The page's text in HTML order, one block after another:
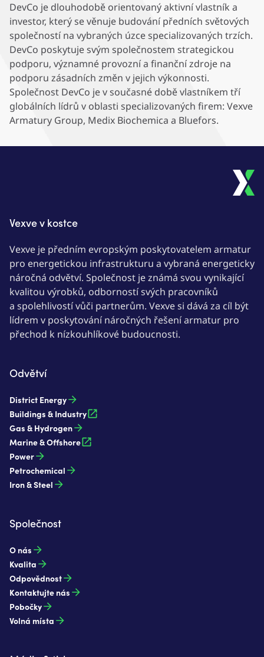
DevCo je dlouhodobě orientovaný aktivní vlastník a
investor, který se věnuje budování předních světových
společností na vybraných úzce specializovaných trzích.
DevCo poskytuje svým společnostem strategickou
podporu, významné provozní a finanční zdroje na
podporu zásadních změn v jejich výkonnosti.
Společnost DevCo je v současné době vlastníkem tří
globálních lídrů v oblasti specializovaných firem: Vexve
Armatury Group, Medix Biochemica a Bluefors.
Vexve v kostce
Vexve je předním evropským poskytovatelem armatur
pro energetickou infrastrukturu a vybraná energeticky
náročná odvětví. Společnost je známá svou vynikající
kvalitou výrobků, odborností svých pracovníků
a spolehlivostí vůči partnerům. Vexve si dává za cíl být
lídrem v poskytování náročných řešení armatur pro
přechod k nízkouhlíkové budoucnosti.
Odvětví
District Energy
Buildings & Industry
Gas & Hydrogen
Marine & Offshore
Power
Petrochemical
Iron & Steel
Společnost
O nás
Kvalita
Odpovědnost
Kontaktujte nás
Pobočky
Volná místa